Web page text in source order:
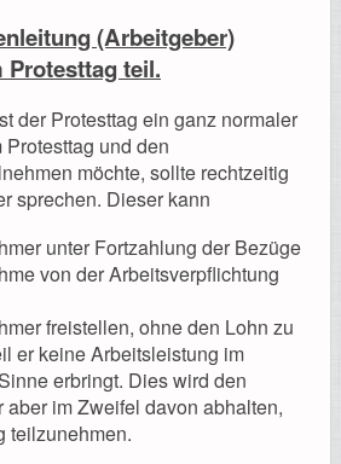
(Arbeitgeber)
teil.
der Protesttag ein ganz normaler
und den
möchte, sollte rechtzeitig
sprechen. Dieser kann
unter Fortzahlung der Bezüge
von der Arbeitsverpflichtung
freistellen, ohne den Lohn zu
er keine Arbeitsleistung im
erbringt. Dies wird den
aber im Zweifel davon abhalten,
teilzunehmen.